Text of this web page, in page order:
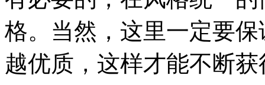
格。当然，这里一定要
越优质，这样才能不断